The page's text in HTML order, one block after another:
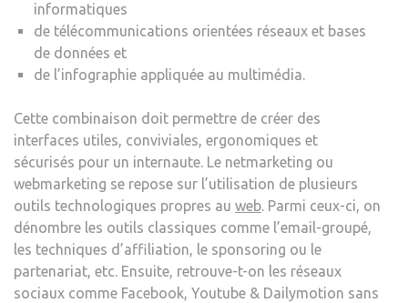
informatiques
de télécommunications orientées réseaux et bases
de données et
de l’infographie appliquée au multimédia.
Cette combinaison doit permettre de créer des
interfaces utiles, conviviales, ergonomiques et
sécurisés pour un internaute. Le netmarketing ou
webmarketing se repose sur l’utilisation de plusieurs
outils technologiques propres au web. Parmi ceux-ci, on
dénombre les outils classiques comme l’email-groupé,
les techniques d’affiliation, le sponsoring ou le
partenariat, etc. Ensuite, retrouve-t-on les réseaux
sociaux comme Facebook, Youtube & Dailymotion sans